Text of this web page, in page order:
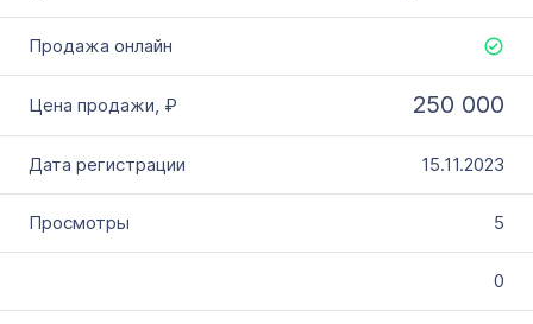
250 000
15.11.2023
5
0